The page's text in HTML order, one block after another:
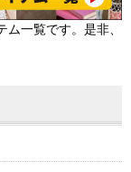
一覧です。是非、